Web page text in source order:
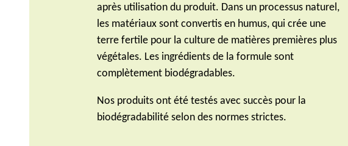
après utilisation du produit. Dans un processus naturel,
les matériaux sont convertis en humus, qui crée une
terre fertile pour la culture de matières premières plus
végétales. Les ingrédients de la formule sont
complètement biodégradables.
Nos produits ont été testés avec succès pour la
biodégradabilité selon des normes strictes.